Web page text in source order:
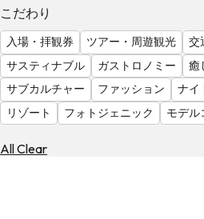
調
べ
る
天
気
を
見
る
こだわり
入場・拝観券 ツアー・周遊観光
交
サスティナブル
ガストロノミー
癒
サブカルチャー
ファッション
ナイ
リゾート
フォトジェニック モデル
All Clear